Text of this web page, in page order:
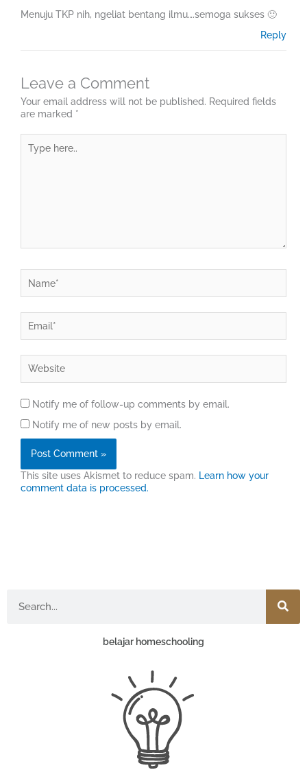
Menuju TKP nih, ngeliat bentang ilmu….semoga sukses 🙂
Reply
Leave a Comment
Your email address will not be published. Required fields
are marked *
here..
Notify me of follow-up comments by email.
Notify me of new posts by email.
This site uses Akismet to reduce spam. Learn how your
comment data is processed.
belajar homeschooling